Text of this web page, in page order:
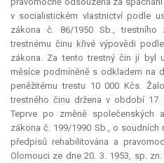
v socialistickém vlastnictví podle
zákona č. 86/1950 Sb.,
trestnému činu křivé výpovědi
zákona. Za tento trestný čin jí byl
měsíce podmíněně s odkladem na
peněžitému trestu 10 000 Kčs.
trestného činu držena v období
Teprve po změně společenských
zákona č. 199/1990 Sb., o
předpisů rehabilitována a
Olomouci ze dne 20. 3. 1953, sp.